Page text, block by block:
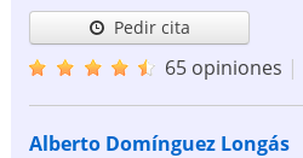
Pedir cita
65 opiniones |
Alberto Domínguez Longás